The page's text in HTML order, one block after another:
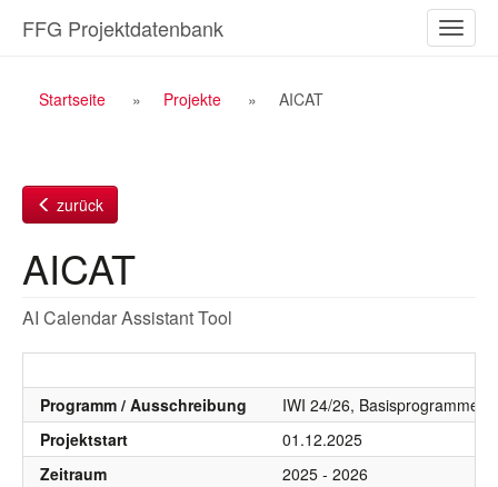
Inhalt
ein-/
FFG Projektdatenbank
Breadcrumb
Startseite Projekte AICAT
zurück
AICAT
AI Calendar Assistant Tool
Programm / Ausschreibung
IWI 24/26, Basisprogramme
Projektstart
01.12.2025
Zeitraum
2025 - 2026